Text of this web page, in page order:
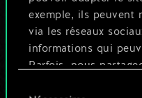
exemple, ils peuvent
via les réseaux
informations qui
Parfois, nous
Nommer ce